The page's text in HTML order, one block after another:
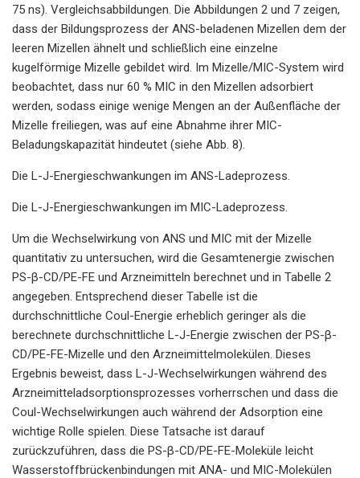
75 ns). Vergleichsabbildungen. Die Abbildungen 2 und 7 zeigen,
dass der Bildungsprozess der ANS-beladenen Mizellen dem der
leeren Mizellen ähnelt und schließlich eine einzelne
kugelförmige Mizelle gebildet wird. Im Mizelle/MIC-System wird
beobachtet, dass nur 60 % MIC in den Mizellen adsorbiert
werden, sodass einige wenige Mengen an der Außenfläche der
Mizelle freiliegen, was auf eine Abnahme ihrer MIC-
Beladungskapazität hindeutet (siehe Abb. 8).
Die L-J-Energieschwankungen im ANS-Ladeprozess.
Die L-J-Energieschwankungen im MIC-Ladeprozess.
Um die Wechselwirkung von ANS und MIC mit der Mizelle
quantitativ zu untersuchen, wird die Gesamtenergie zwischen
PS-β-CD/PE-FE und Arzneimitteln berechnet und in Tabelle 2
angegeben. Entsprechend dieser Tabelle ist die
durchschnittliche Coul-Energie erheblich geringer als die
berechnete durchschnittliche L-J-Energie zwischen der PS-β-
CD/PE-FE-Mizelle und den Arzneimittelmolekülen. Dieses
Ergebnis beweist, dass L-J-Wechselwirkungen während des
Arzneimitteladsorptionsprozesses vorherrschen und dass die
Coul-Wechselwirkungen auch während der Adsorption eine
wichtige Rolle spielen. Diese Tatsache ist darauf
zurückzuführen, dass die PS-β-CD/PE-FE-Moleküle leicht
Wasserstoffbrückenbindungen mit ANA- und MIC-Molekülen